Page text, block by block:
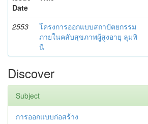
Date
2553
โครงการออกแบบสถาปัตยกรรม
ภายในคลับสุขภาพผู้สูงอายุ ลุมพิ
นี
Discover
Subject
การออกแบบก่อสร้าง